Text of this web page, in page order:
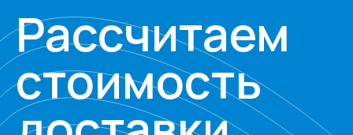
Рассчитаем
стоимость